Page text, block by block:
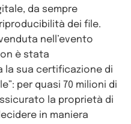
da sempre
dei file.
nell’evento
è stata
la sua certificazione di
per quasi 70 milioni di
la proprietà di
in maniera